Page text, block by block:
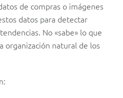
de compras o imágenes
datos para detectar
No «sabe» lo que
organización natural de los